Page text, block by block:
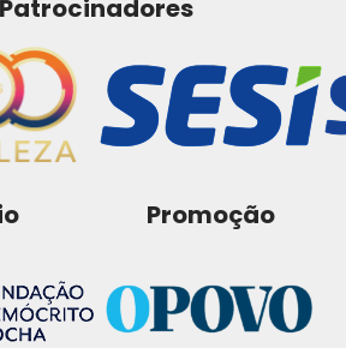
Patrocinadores
Promoção